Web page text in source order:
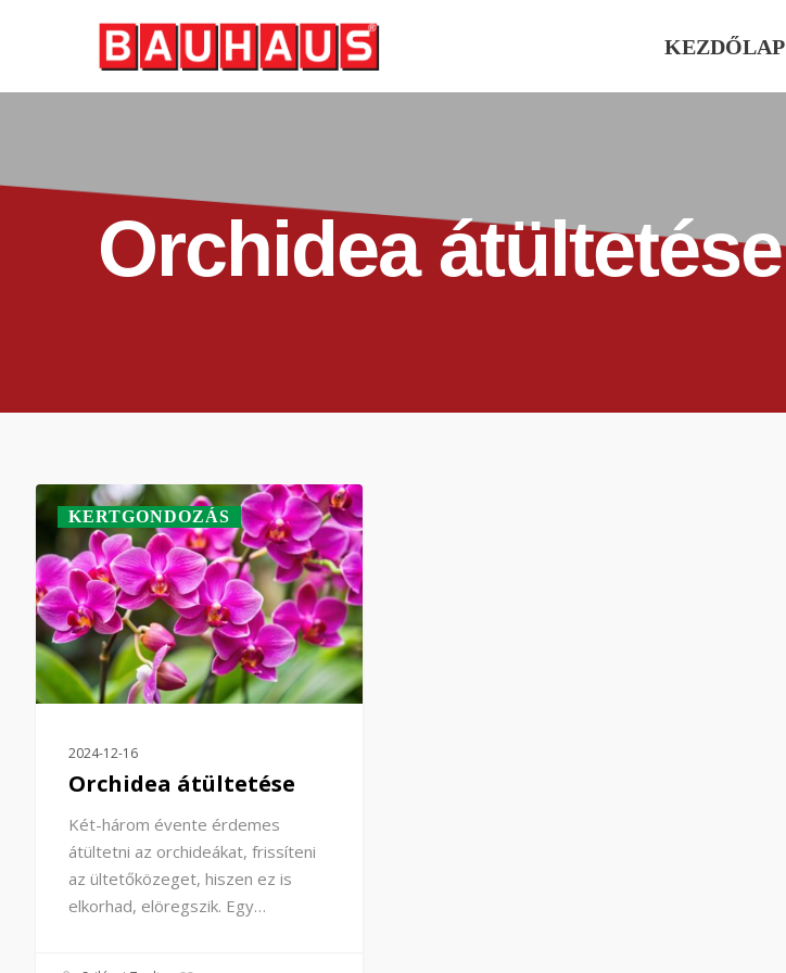
KEZDŐLAP
Orchidea átültetése
KERTGONDOZÁS
2024-12-16
Orchidea átültetése
Két-három évente érdemes
átültetni az orchideákat, frissíteni
az ültetőközeget, hiszen ez is
elkorhad, elöregszik. Egy…